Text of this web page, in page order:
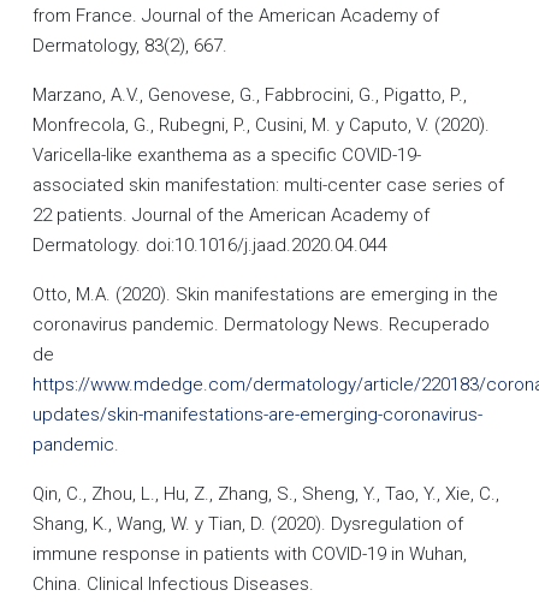
from France. Journal of the American Academy of
Dermatology, 83(2), 667.
Marzano, A.V., Genovese, G., Fabbrocini, G., Pigatto, P.,
Monfrecola, G., Rubegni, P., Cusini, M. y Caputo, V. (2020).
Varicella-like exanthema as a specific COVID-19-
associated skin manifestation: multi-center case series of
22 patients. Journal of the American Academy of
Dermatology. doi:10.1016/j.jaad.2020.04.044
Otto, M.A. (2020). Skin manifestations are emerging in the
coronavirus pandemic. Dermatology News. Recuperado
de
https://www.mdedge.com/dermatology/article/220183/
updates/skin-manifestations-are-emerging-coronavirus-
pandemic.
Qin, C., Zhou, L., Hu, Z., Zhang, S., Sheng, Y., Tao, Y., Xie, C.,
Shang, K., Wang, W. y Tian, D. (2020). Dysregulation of
immune response in patients with COVID-19 in Wuhan,
China. Clinical Infectious Diseases.